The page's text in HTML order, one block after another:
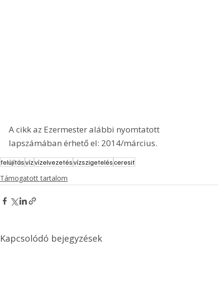
A cikk az Ezermester alábbi nyomtatott
lapszámában érhető el: 2014/március.
felújításvízvízelvezetésvízszigetelésceresit
Támogatott tartalom
Kapcsolódó bejegyzések